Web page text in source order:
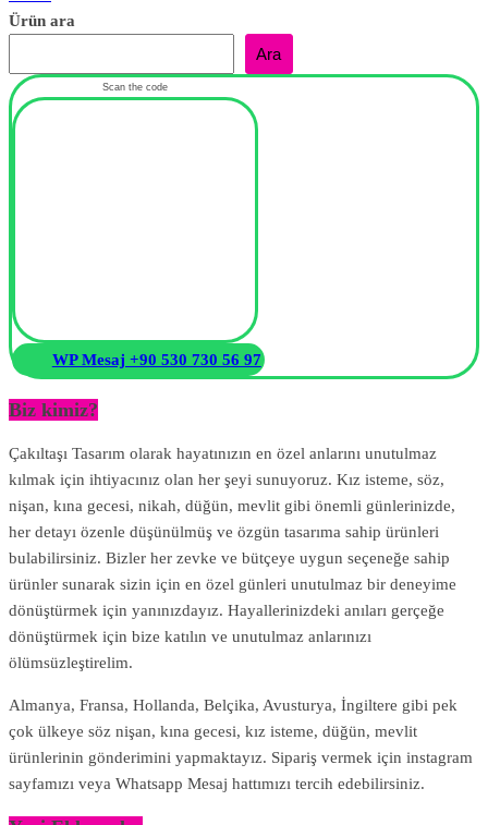
Ürün ara
Ara
Scan the code
WP Mesaj +90 530 730 56 97
Biz kimiz?
Çakıltaşı Tasarım olarak hayatınızın en özel anlarını unutulmaz
kılmak için ihtiyacınız olan her şeyi sunuyoruz. Kız isteme, söz,
nişan, kına gecesi, nikah, düğün, mevlit gibi önemli günlerinizde,
her detayı özenle düşünülmüş ve özgün tasarıma sahip ürünleri
bulabilirsiniz. Bizler her zevke ve bütçeye uygun seçeneğe sahip
ürünler sunarak sizin için en özel günleri unutulmaz bir deneyime
dönüştürmek için yanınızdayız. Hayallerinizdeki anıları gerçeğe
dönüştürmek için bize katılın ve unutulmaz anlarınızı
ölümsüzleştirelim.
Almanya, Fransa, Hollanda, Belçika, Avusturya, İngiltere gibi pek
çok ülkeye söz nişan, kına gecesi, kız isteme, düğün, mevlit
ürünlerinin gönderimini yapmaktayız. Sipariş vermek için instagram
sayfamızı veya Whatsapp Mesaj hattımızı tercih edebilirsiniz.